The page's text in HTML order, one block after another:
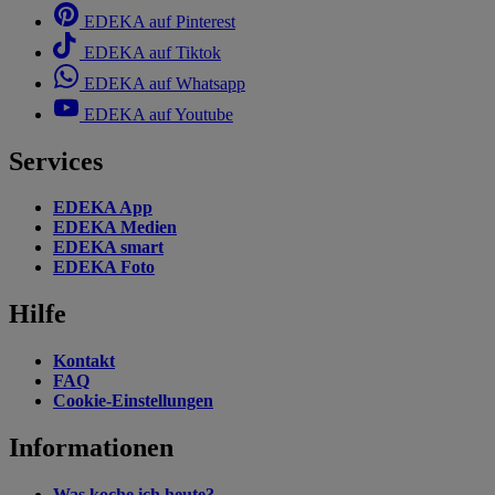
EDEKA auf Pinterest
EDEKA auf Tiktok
EDEKA auf Whatsapp
EDEKA auf Youtube
Services
EDEKA App
EDEKA Medien
EDEKA smart
EDEKA Foto
Hilfe
Kontakt
FAQ
Cookie-Einstellungen
Informationen